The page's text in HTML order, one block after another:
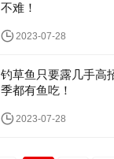
不难！
2023-07-28
钓草鱼只要露几手高
季都有鱼吃！
2023-07-28